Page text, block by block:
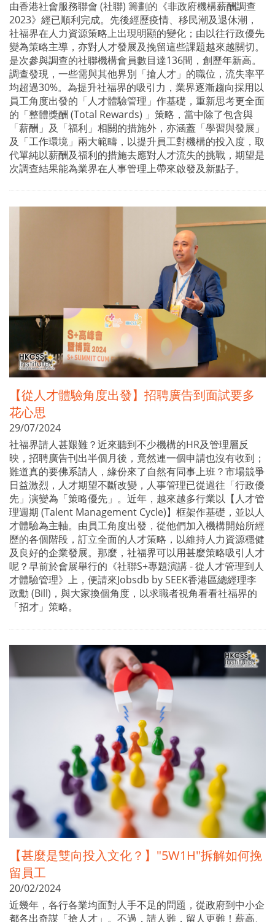
由香港社會服務聯會 (社聯) 籌劃的《非政府機構薪酬調查
2023》經已順利完成。先後經歷疫情、移民潮及退休潮，
社福界在人力資源策略上出現明顯的變化；由以往行政優先
變為策略主導，亦對人才發展及挽留這些課題越來越關切。
是次參與調查的社聯機構會員數目達136間，創歷年新高。
調查發現，一些需與其他界別「搶人才」的職位，流失率平
均超過30%。為提升社福界的吸引力，業界逐漸趨向採用以
員工角度出發的「人才體驗管理」作基礎，重新思考更全面
的「整體獎酬 (Total Rewards) 」策略，當中除了包含與
「薪酬」及「福利」相關的措施外，亦涵蓋「學習與發展」
及「工作環境」兩大範疇，以提升員工對機構的投入度，取
代單純以薪酬及福利的措施去應對人才流失的挑戰，期望是
次調查結果能為業界在人事管理上帶來啟發及新點子。
【從人才體驗角度出發】招聘廣告到面試要多
花心思
29/07/2024
社福界請人甚艱難？近來聽到不少機構的HR及管理層反
映，招聘廣告刊出半個月後，竟然連一個申請也沒有收到；
難道真的要佛系請人，緣份來了自然有同事上班？市場競爭
日益激烈，人才期望不斷改變，人事管理已從過往「行政優
先」演變為「策略優先」。近年，越來越多行業以【人才管
理週期 (Talent Management Cycle)】框架作基礎，並以人
才體驗為主軸。由員工角度出發，從他們加入機構開始所經
歷的各個階段，訂立全面的人才策略，以維持人力資源穩健
及良好的企業發展。那麼，社福界可以用甚麼策略吸引人才
呢？早前於會展舉行的《社聯S+專題演講 - 從人才管理到人
才體驗管理》上，便請來Jobsdb by SEEK香港區總經理李
政勳 (Bill)，與大家換個角度，以求職者視角看看社福界的
「招才」策略。
【甚麼是雙向投入文化？】"5W1H"拆解如何挽
留員工
20/02/2024
近幾年，各行各業均面對人手不足的問題，從政府到中小企
都各出奇謀「搶人才」。不過，請人難，留人更難！薪高、